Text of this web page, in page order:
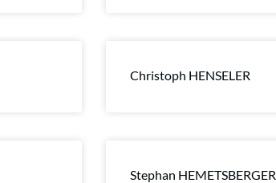
Christoph HENSELER
Stephan HEMETSBERGER